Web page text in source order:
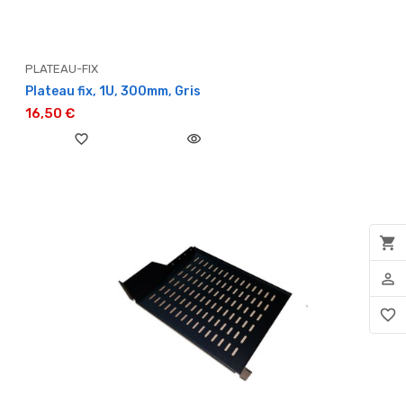
shopping_cart
person_outline
favorite_border
PLATEAU-FIX
Plateau fix, 1U, 300mm, Gris
16,50 €
favorite_border visibility